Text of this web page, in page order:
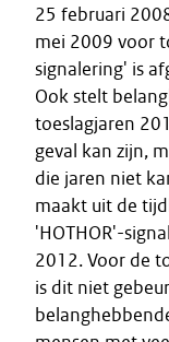
25 februari
mei 2009 voor
signalering' is
Ook stelt
toeslagjaren
geval kan zijn,
die jaren niet
maakt uit de
'HOTHOR'-
2012. Voor de
is dit niet